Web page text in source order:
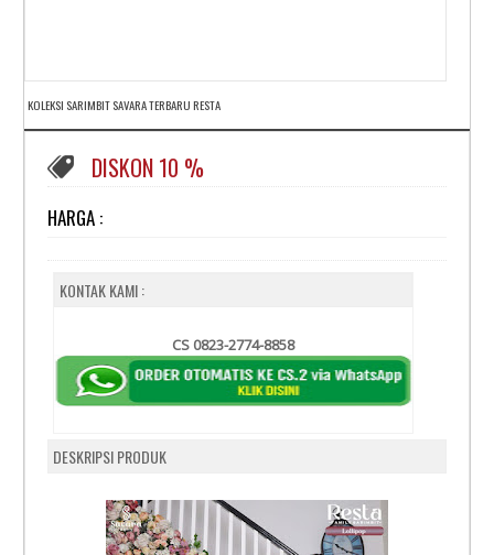
KOLEKSI SARIMBIT SAVARA TERBARU RESTA
DISKON 10 %
HARGA :
KONTAK KAMI :
CS 0823-2774-8858
DESKRIPSI PRODUK